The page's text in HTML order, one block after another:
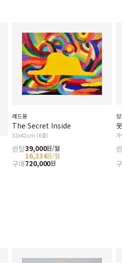
레드몽
The Secret Inside
32x42cm (6호)
렌탈39,000원/월
16,334원/월
구매720,000원